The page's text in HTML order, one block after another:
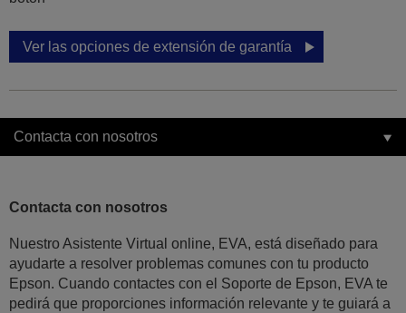
Ver las opciones de extensión de garantía
Contacta con nosotros
Contacta con nosotros
Nuestro Asistente Virtual online, EVA, está diseñado para
ayudarte a resolver problemas comunes con tu producto
Epson. Cuando contactes con el Soporte de Epson, EVA te
pedirá que proporciones información relevante y te guiará a